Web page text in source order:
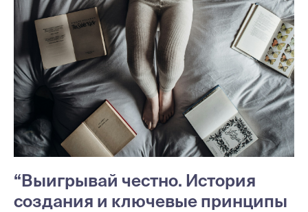
“Выигрывай честно. История
создания и ключевые принципы